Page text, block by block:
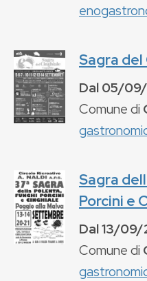
Sagra del
Dal05/
Comune di
Sagra
Porcini e
Dal13/09/
Comune di